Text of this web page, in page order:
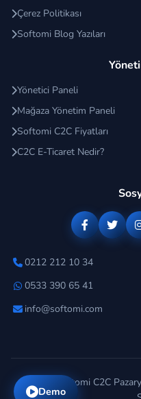
Çerez Politikası
Softomi Blog Yazıları
Yönetici Paneli
Mağaza Yönetim Paneli
Softomi C2C Fiyatları
C2C E-Ticaret Nedir?
0212 212 10 34
0533 390 65 41
info@softomi.com
© 2026 Softomi C2C
Demo